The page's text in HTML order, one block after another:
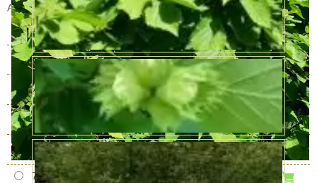
Артикул: WS_24844
3 года 2000 руб.
В наличии
4 года 2500 руб.
В наличии
5 лет 5000 руб.
В наличии
6 лет 6800 руб.
В наличии
7 лет 7310 руб.
В наличии